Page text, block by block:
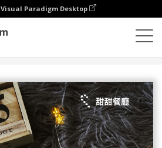
Visual Paradigm Desktop